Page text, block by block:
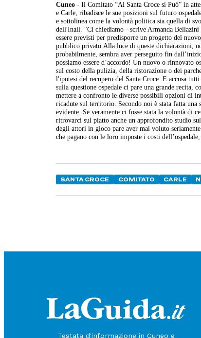
Cuneo - Il Comitato “Al Santa Croce si Può” in
e Carle, ribadisce le sue posizioni sul futuro
e sottolinea come la volontà politica sia quella di
dell'Inail. "Ci chiediamo - scrive Armanda
essere previsti per predisporre un progetto del
pubblico privato Alla luce di queste dichiarazioni,
probabilmente, sembra aver perseguito fin
possiamo essere d’accordo! Un nuovo o rinnovato
sul costo della pulizia, della ristorazione o dei
l'ipotesi del recupero del Santa Croce. E accusa
sulla questione ospedale ci pare una grande recita,
mettere a confronto le diverse possibili opzioni di
ricadute sul territorio. Secondo noi è stata fatta
evidente. Se veramente ci fosse stata la volontà di
ritrovarci sul piatto anche un approfondito studio
degli attori in gioco pare aver mai voluto
che pagano con le loro imposte i costi
SANTA CROCE COMITATO CARLE
Testata d'informazione in Cuneo e